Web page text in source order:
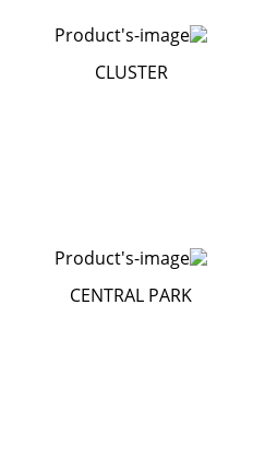
CLUSTER
CENTRAL PARK